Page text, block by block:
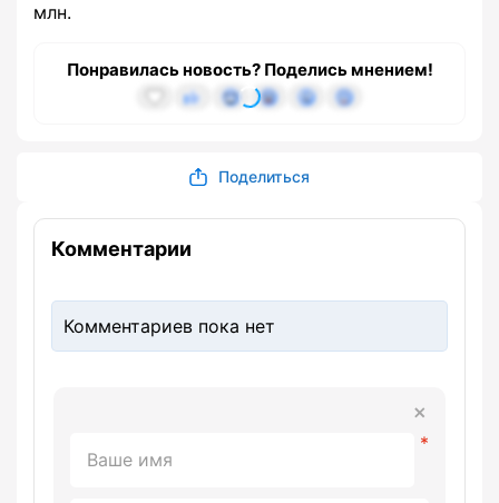
млн.
Понравилась новость? Поделись мнением!
Поделиться
Комментарии
Комментариев пока нет